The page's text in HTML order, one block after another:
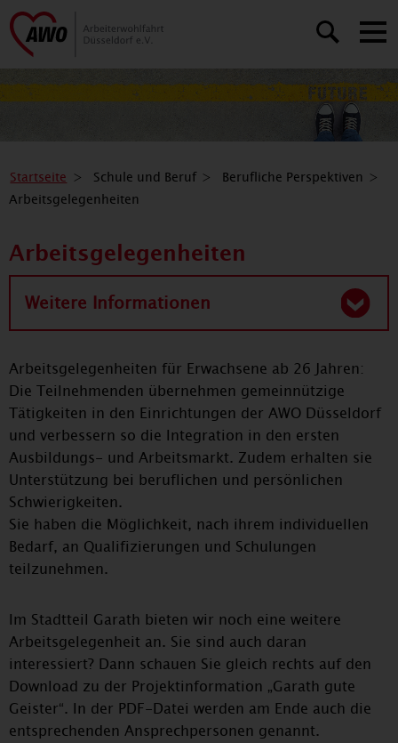
Startseite Schule und Beruf
Berufliche Perspektiven
Arbeitsgelegenheiten
Arbeitsgelegenheiten
Weitere Informationen
Arbeitsgelegenheiten für Erwachsene ab 26 Jahren:
Die Teilnehmenden übernehmen gemeinnützige
Tätigkeiten in den Einrichtungen der AWO Düsseldorf
und verbessern so die Integration in den ersten
Ausbildungs- und Arbeitsmarkt. Zudem erhalten sie
Unterstützung bei beruflichen und persönlichen
Schwierigkeiten.
Sie haben die Möglichkeit, nach ihrem individuellen
Bedarf, an Qualifizierungen und Schulungen
teilzunehmen.
Im Stadtteil Garath bieten wir noch eine weitere
Arbeitsgelegenheit an. Sie sind auch daran
interessiert? Dann schauen Sie gleich rechts auf den
Download zu der Projektinformation „Garath gute
Geister“. In der PDF-Datei werden am Ende auch die
entsprechenden Ansprechpersonen genannt.